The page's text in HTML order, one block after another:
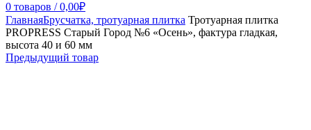
0 товаров / 0,00₽
ГлавнаяБрусчатка, тротуарная плитка Тротуарная плитка
PROPRESS Старый Город №6 «Осень», фактура гладкая,
высота 40 и 60 мм
Предыдущий товар